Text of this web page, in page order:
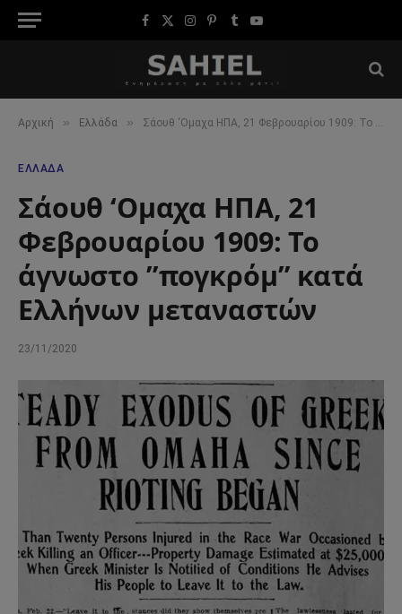
Facebook
X
Instagram
Pinterest
TumblrYouTube
Αρχική » Ελλάδα » Σάουθ ‘Ομαχα ΗΠΑ, 21 Φεβρουαρίου 1909: Το άγνωστο ”πογκρόμ” κατά Ελλήνων μεταναστών
ΕΛΛΆΔΑ
Σάουθ ‘Ομαχα ΗΠΑ, 21
Φεβρουαρίου 1909: Το
άγνωστο ”πογκρόμ” κατά
Ελλήνων μεταναστών
23/11/2020